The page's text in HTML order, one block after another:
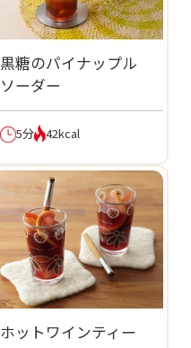
黒糖のパイナップル
ソーダー
5分 42kcal
ホットワインティー